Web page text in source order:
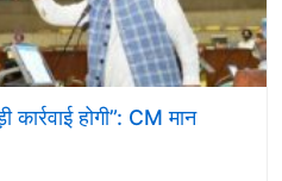
होगी”: CM मान